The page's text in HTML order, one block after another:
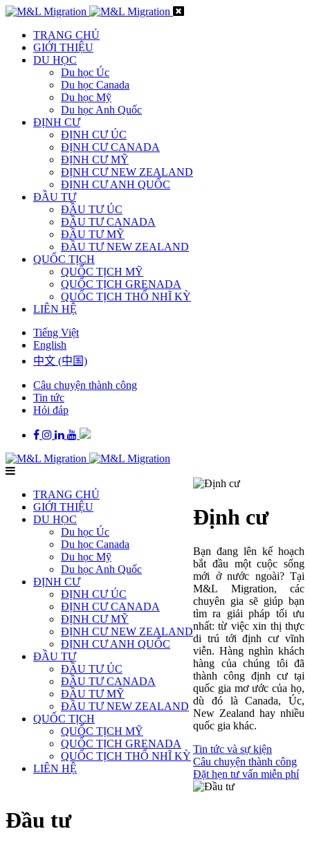
TRANG CHỦ
GIỚI THIỆU
DU HỌC
Du học Úc
Du học Canada
Du học Mỹ
Du học Anh Quốc
ĐỊNH CƯ
ĐỊNH CƯ ÚC
ĐỊNH CƯ CANADA
ĐỊNH CƯ MỸ
ĐỊNH CƯ NEW ZEALAND
ĐỊNH CƯ ANH QUỐC
ĐẦU TƯ
ĐẦU TƯ ÚC
ĐẦU TƯ CANADA
ĐẦU TƯ MỸ
ĐẦU TƯ NEW ZEALAND
QUỐC TỊCH
QUỐC TỊCH MỸ
QUỐC TỊCH GRENADA
QUỐC TỊCH THỔ NHĨ KỲ
LIÊN HỆ
Tiếng Việt
English
中文 (中国)
Câu chuyện thành công
Tin tức
Hỏi đáp
TRANG CHỦ
GIỚI THIỆU
DU HỌC
Du học Úc
Du học Canada
Du học Mỹ
Du học Anh Quốc
ĐỊNH CƯ
ĐỊNH CƯ ÚC
ĐỊNH CƯ CANADA
ĐỊNH CƯ MỸ
ĐỊNH CƯ NEW ZEALAND
ĐỊNH CƯ ANH QUỐC
ĐẦU TƯ
ĐẦU TƯ ÚC
ĐẦU TƯ CANADA
ĐẦU TƯ MỸ
ĐẦU TƯ NEW ZEALAND
QUỐC TỊCH
QUỐC TỊCH MỸ
QUỐC TỊCH GRENADA
QUỐC TỊCH THỔ NHĨ KỲ
LIÊN HỆ
Định cư
Bạn đang lên kế hoạch
bắt đầu một cuộc sống
mới ở nước ngoài? Tại
M&L Migration, các
chuyên gia sẽ giúp bạn
tìm ra giải pháp tối ưu
nhất: từ việc xin thị thực
di trú tới định cư vĩnh
viễn. Hàng nghìn khách
hàng của chúng tôi đã
thành công định cư tại
quốc gia mơ ước của họ,
dù đó là Canada, Úc,
New Zealand hay nhiều
quốc gia khác.
Tin tức và sự kiện
Câu chuyện thành công
Đặt hẹn tư vấn miễn phí
Đầu tư